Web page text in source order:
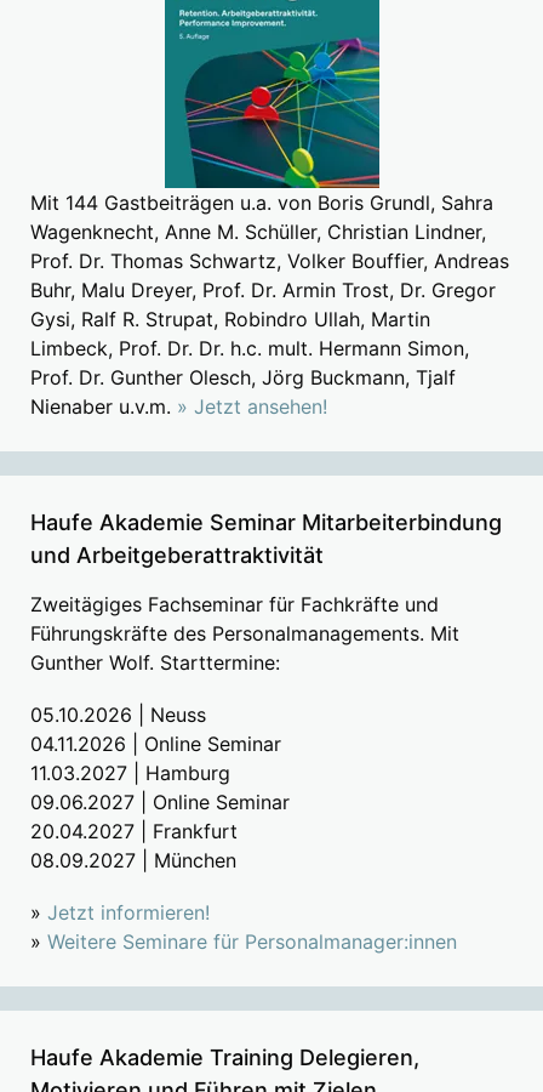
Mit 144 Gastbeiträgen u.a. von Boris Grundl, Sahra
Wagenknecht, Anne M. Schüller, Christian Lindner,
Prof. Dr. Thomas Schwartz, Volker Bouffier, Andreas
Buhr, Malu Dreyer, Prof. Dr. Armin Trost, Dr. Gregor
Gysi, Ralf R. Strupat, Robindro Ullah, Martin
Limbeck, Prof. Dr. Dr. h.c. mult. Hermann Simon,
Prof. Dr. Gunther Olesch, Jörg Buckmann, Tjalf
Nienaber u.v.m. » Jetzt ansehen!
Haufe Akademie Seminar Mitarbeiterbindung
und Arbeitgeberattraktivität
Zweitägiges Fachseminar für Fachkräfte und
Führungskräfte des Personalmanagements. Mit
Gunther Wolf. Starttermine:
05.10.2026 | Neuss
04.11.2026 | Online Seminar
11.03.2027 | Hamburg
09.06.2027 | Online Seminar
20.04.2027 | Frankfurt
08.09.2027 | München
» Jetzt informieren!
» Weitere Seminare für Personalmanager:innen
Haufe Akademie Training Delegieren,